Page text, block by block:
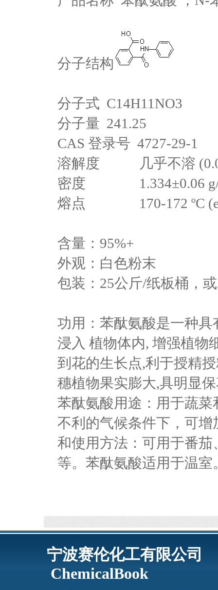
分子结构
分子式 C14H11NO3
分子量 241.25
CAS 登录号 4727-29-1
溶解度
几乎不溶
密度
1.334±0.06
熔点
170-172 ºC
含量：95%+
外观：白色粉末
包装：25公斤/纸板桶，
功用：苯酞氨酸是一种
浸入 植物体内, 增强植物
到花的生长点,利于授精
穗植物果实膨大,具明显
苯酞氨酸用途：用于蔬
不利的气候条件下，可
和使用方法：可用于番
等。苯酞氨酸适用于温室
宁波赛伦化工
ChemicalBook